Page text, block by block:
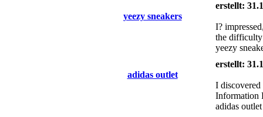
yeezy sneakers
erstellt:
I?
the difficulty
yeezy
adidas outlet
erstellt:
I
Information
adidas